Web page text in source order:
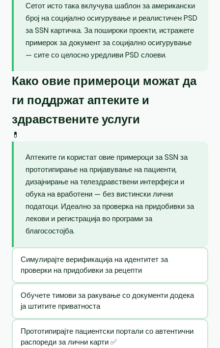
Сетот исто така вклучува шаблон за американски
број на социјално осигурување и реалистичен PSD
за SSN картичка. За пошироки проекти, истражете
примерок за документ за социјално осигурување
— сите со целосно уредливи PSD слоеви.
Како овие примероци можат да
ги поддржат аптеките и
здравствените услуги
💊
Аптеките ги користат овие примероци за SSN за
прототипирање на пријавување на пациенти,
дизајнирање на телездравствени интерфејси и
обука на вработени — без вистински лични
податоци. Идеално за проверка на придобивки за
лекови и регистрација во програми за
благосостојба.
Симулирајте верификација на идентитет за
проверки на придобивки за рецепти
Обучете тимови за ракување со документи додека
ја штитите приватноста
Прототипирајте пациентски портали со автентични
распореди за лични карти ✅